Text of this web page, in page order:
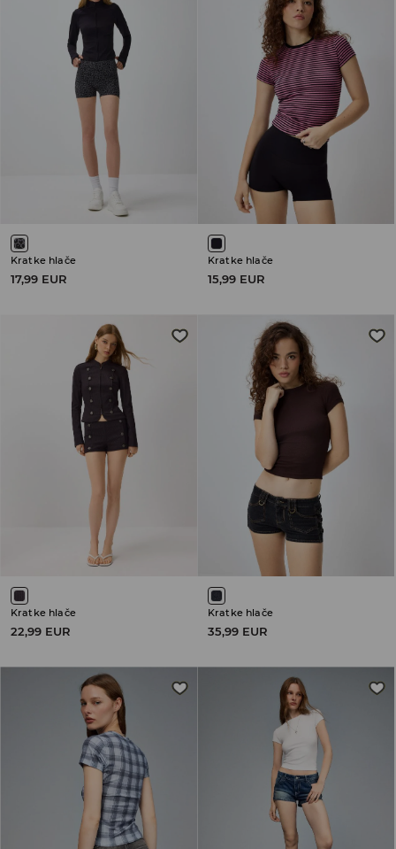
Kratke hlače
17,99 EUR
Kratke hlače
15,99 EUR
Kratke hlače
22,99 EUR
Kratke hlače
35,99 EUR